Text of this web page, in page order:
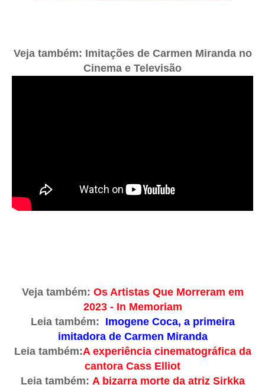
Veja também: Imitações de Carmen Miranda no
Cinema e Televisão
Veja também: Os Artistas Que Morreram em
2023 - In Memoriam
Leia também: Imogene Coca, a primeira
imitadora de Carmen Miranda
Leia também:A experiência cinematográfica da
cantora Cass Elliot
Leia também: A bizarra morte da atriz Sirkka